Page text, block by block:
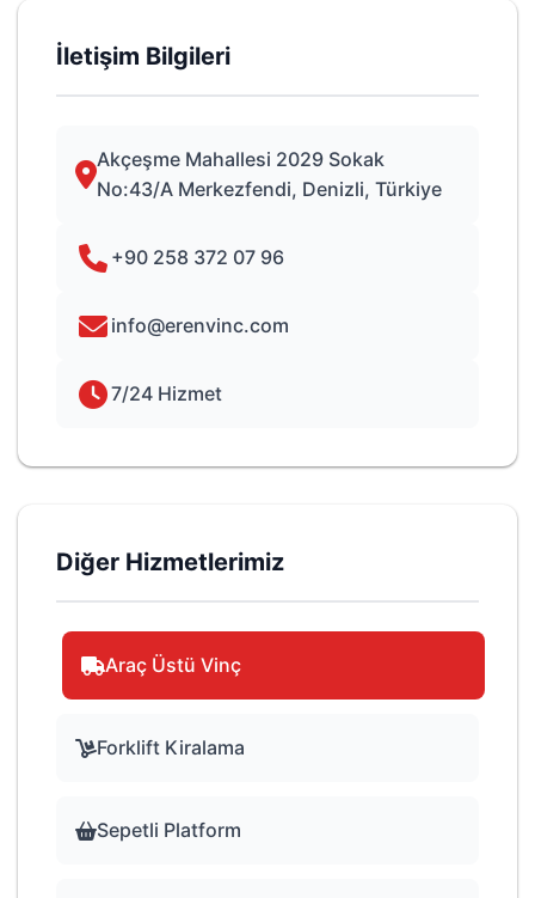
İletişim Bilgileri
Akçeşme Mahallesi 2029 Sokak
No:43/A Merkezfendi, Denizli, Türkiye
+90 258 372 07 96
info@erenvinc.com
7/24 Hizmet
Diğer Hizmetlerimiz
Araç Üstü Vinç
Forklift Kiralama
Sepetli Platform